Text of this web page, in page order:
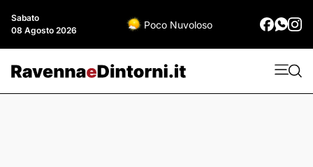
Sabato
08 Agosto 2026
Poco Nuvoloso